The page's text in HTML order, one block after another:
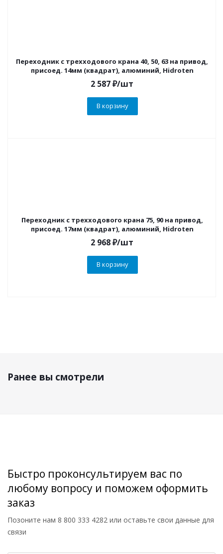
Переходник с трехходового крана 40, 50, 63 на привод,
присоед. 14мм (квадрат), алюминий, Hidroten
2 587₽/шт
В корзину
Переходник с трехходового крана 75, 90 на привод,
присоед. 17мм (квадрат), алюминий, Hidroten
2 968₽/шт
В корзину
Ранее вы смотрели
Быстро проконсультируем вас по
любому вопросу и поможем оформить
заказ
Позоните нам 8 800 333 4282 или оставьте свои данные для
связи